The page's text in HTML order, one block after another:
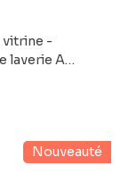
vitrine -
laverie A
LAMORA
719 244 -
com Les
Nouveauté